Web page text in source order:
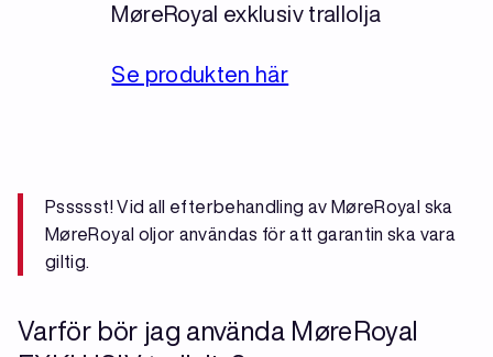
MøreRoyal exklusiv trallolja
Se produkten här
Pssssst! Vid all efterbehandling av MøreRoyal ska
MøreRoyal oljor användas för att garantin ska vara
giltig.
Varför bör jag använda MøreRoyal